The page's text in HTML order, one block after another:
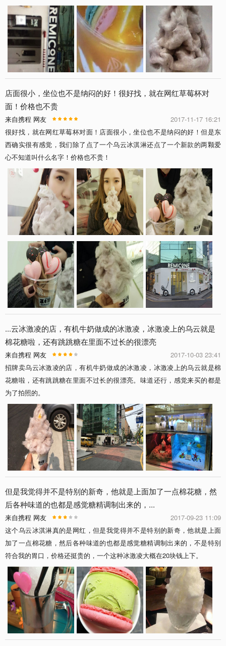
店面很小，坐位也不是纳闷的好！很好找，就在网红草莓杯对
面！价格也不贵
2017-11-17 16:21
来自携程 网友
很好找，就在网红草莓杯对面！店面很小，坐位也不是纳闷的好！但是东
西确实很有感觉，我们除了点了一个乌云冰淇淋还点了一个新款的两颗爱
心不知道叫什么名字！价格也不贵！
...云冰激凌的店，有机牛奶做成的冰激凌，冰激凌上的乌云就是
棉花糖啦，还有跳跳糖在里面不过长的很漂亮
2017-10-03 23:41
来自携程 网友
招牌卖乌云冰激凌的店，有机牛奶做成的冰激凌，冰激凌上的乌云就是棉
花糖啦，还有跳跳糖在里面不过长的很漂亮。味道还行，感觉来买的都是
为了拍照的。
但是我觉得并不是特别的新奇，他就是上面加了一点棉花糖，然
后各种味道的也都是感觉糖精调制出来的，...
2017-09-23 11:09
来自携程 网友
这个乌云冰淇淋真的是网红，但是我觉得并不是特别的新奇，他就是上面
加了一点棉花糖，然后各种味道的也都是感觉糖精调制出来的，不是特别
符合我的胃口，价格还挺贵的，一个这种冰激凌大概在20块钱上下。